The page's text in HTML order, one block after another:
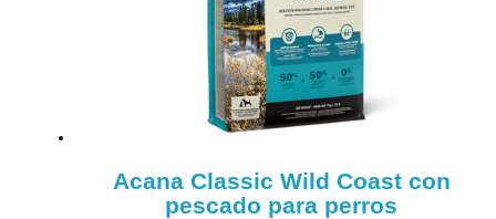
Acana Classic Wild Coast con
pescado para perros